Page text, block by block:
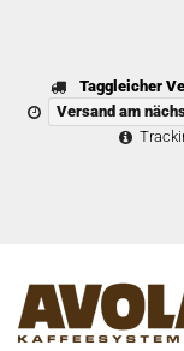
Taggleicher
Versand am